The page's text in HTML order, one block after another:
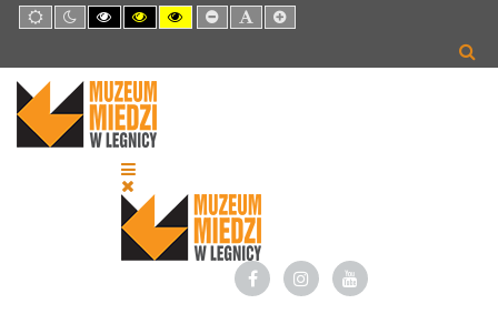
Default
mode
Night
mode
High
Contrast
mode
High
Contrast
mode
High
Contrast
mode
Set
Smaller
Set
Default
Set
Larger